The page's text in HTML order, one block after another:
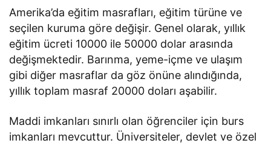
Amerika’da eğitim masrafları, eğitim türüne ve
seçilen kuruma göre değişir. Genel olarak, yıllık
eğitim ücreti 10000 ile 50000 dolar arasında
değişmektedir. Barınma, yeme-içme ve ulaşım
gibi diğer masraflar da göz önüne alındığında,
yıllık toplam masraf 20000 doları aşabilir.
Maddi imkanları sınırlı olan öğrenciler için burs
imkanları mevcuttur. Üniversiteler, devlet ve özel